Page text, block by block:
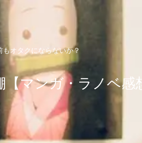
もオタクにならないか？
マンガ・ラノベ感